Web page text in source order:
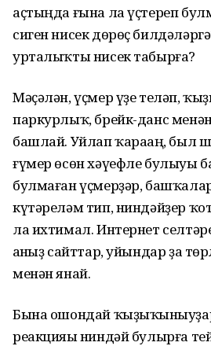
аҫтыңда ғына ла үҫтереп
сиген нисек дөрөҫ
урталыҡты нисек табырға?
Мәҫәлән, үҫмер үҙе теләп,
паркурлыҡ, брейк-данс
башлай. Уйлап ҡараһаң, был
ғүмер өсөн хәүефле булыуы
булмаған үҫмерҙәр,
күтәреләм тип, ниндәйҙер
ла ихтимал. Интернет
һанһыҙ сайттар, уйындар ҙа
менән янай.
Бына ошондай
реакцияһы ниндәй булырға